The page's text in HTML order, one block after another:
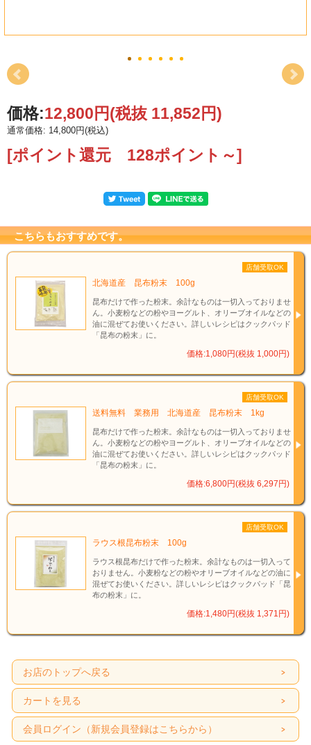
おすすめの食べ方
お吸い物にひとつまみ、香りと旨みが引き立ちます。
冷やしうどんや蕎麦のトッピングに。
出汁の力
出汁ひとつで料理が変わります。削りたての本枯節を使えば、毎日の味
噌汁も、煮物も、格段に美味しく仕上がります。
価格:12,800円(税抜 11,852円)
通常価格: 14,800円(税込)
[ポイント還元 128ポイント～]
こちらもおすすめです。
店舗受取OK
北海道産 昆布粉末 100g
昆布だけで作った粉末。余計なものは一切入っておりませ
ん。小麦粉などの粉やヨーグルト、オリーブオイルなどの
油に混ぜてお使いください。詳しいレシピはクックパッド
「昆布の粉末」に。
価格:1,080円(税抜 1,000円)
店舗受取OK
送料無料 業務用 北海道産 昆布粉末 1kg
昆布だけで作った粉末。余計なものは一切入っておりませ
ん。小麦粉などの粉やヨーグルト、オリーブオイルなどの
油に混ぜてお使いください。詳しいレシピはクックパッド
「昆布の粉末」に。
価格:6,800円(税抜 6,297円)
店舗受取OK
ラウス根昆布粉末 100g
ラウス根昆布だけで作った粉末。余計なものは一切入って
おりません。小麦粉などの粉やオリーブオイルなどの油に
混ぜてお使いください。詳しいレシピはクックパッド「昆
布の粉末」に。
価格:1,480円(税抜 1,371円)
お店のトップへ戻る
カートを見る
会員ログイン（新規会員登録はこちらから）